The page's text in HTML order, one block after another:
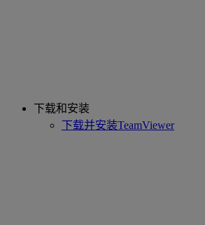
下载和安装
下载并安装TeamViewer